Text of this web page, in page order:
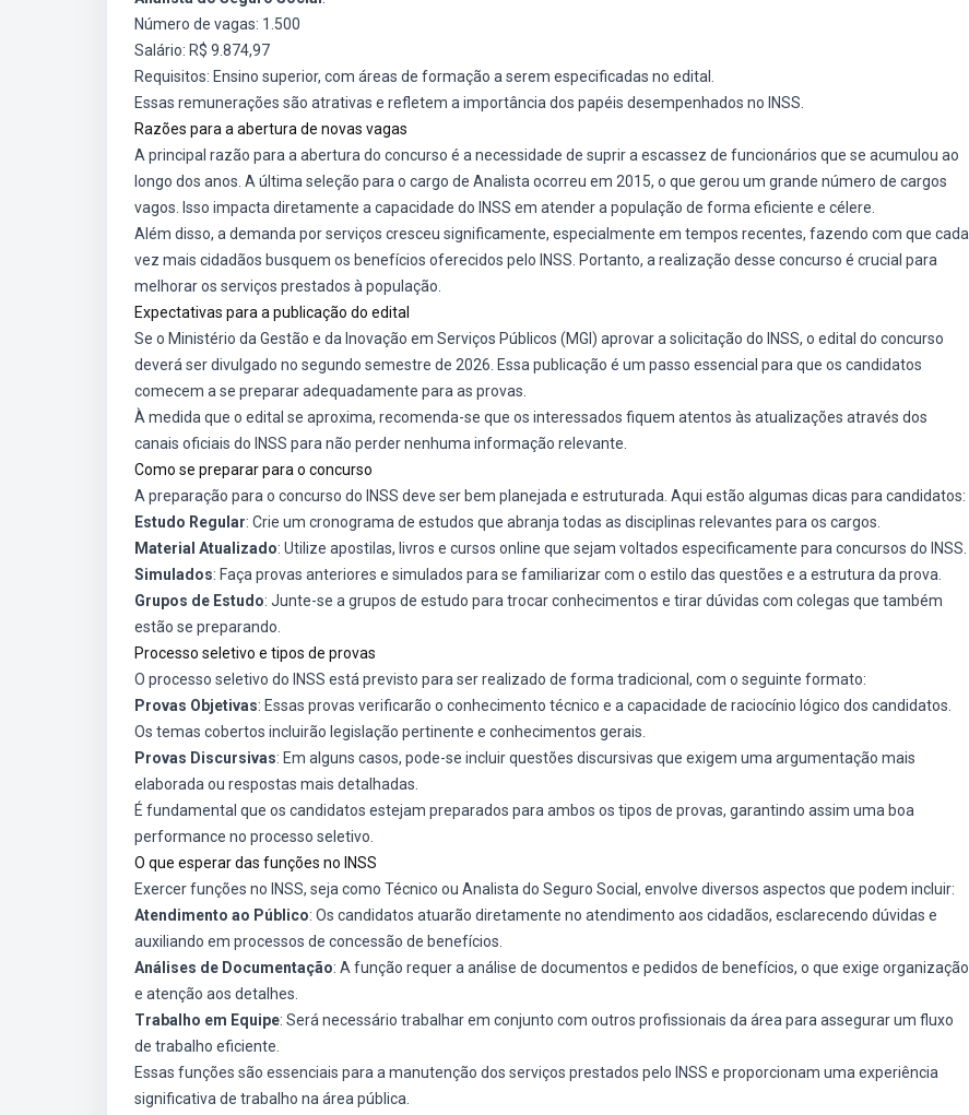
Número de vagas: 1.500
Salário: R$ 9.874,97
Requisitos: Ensino superior, com áreas de formação a serem especificadas no edital.
Essas remunerações são atrativas e refletem a importância dos papéis desempenhados no INSS.
Razões para a abertura de novas vagas
A principal razão para a abertura do concurso é a necessidade de suprir a escassez de funcionários que se acumulou ao
longo dos anos. A última seleção para o cargo de Analista ocorreu em 2015, o que gerou um grande número de cargos
vagos. Isso impacta diretamente a capacidade do INSS em atender a população de forma eficiente e célere.
Além disso, a demanda por serviços cresceu significamente, especialmente em tempos recentes, fazendo com que cada
vez mais cidadãos busquem os benefícios oferecidos pelo INSS. Portanto, a realização desse concurso é crucial para
melhorar os serviços prestados à população.
Expectativas para a publicação do edital
Se o Ministério da Gestão e da Inovação em Serviços Públicos (MGI) aprovar a solicitação do INSS, o edital do concurso
deverá ser divulgado no segundo semestre de 2026. Essa publicação é um passo essencial para que os candidatos
comecem a se preparar adequadamente para as provas.
À medida que o edital se aproxima, recomenda-se que os interessados fiquem atentos às atualizações através dos
canais oficiais do INSS para não perder nenhuma informação relevante.
Como se preparar para o concurso
A preparação para o concurso do INSS deve ser bem planejada e estruturada. Aqui estão algumas dicas para candidatos:
Estudo Regular: Crie um cronograma de estudos que abranja todas as disciplinas relevantes para os cargos.
Material Atualizado: Utilize apostilas, livros e cursos online que sejam voltados especificamente para concursos do INSS.
Simulados: Faça provas anteriores e simulados para se familiarizar com o estilo das questões e a estrutura da prova.
Grupos de Estudo: Junte-se a grupos de estudo para trocar conhecimentos e tirar dúvidas com colegas que também
estão se preparando.
Processo seletivo e tipos de provas
O processo seletivo do INSS está previsto para ser realizado de forma tradicional, com o seguinte formato:
Provas Objetivas: Essas provas verificarão o conhecimento técnico e a capacidade de raciocínio lógico dos candidatos.
Os temas cobertos incluirão legislação pertinente e conhecimentos gerais.
Provas Discursivas: Em alguns casos, pode-se incluir questões discursivas que exigem uma argumentação mais
elaborada ou respostas mais detalhadas.
É fundamental que os candidatos estejam preparados para ambos os tipos de provas, garantindo assim uma boa
performance no processo seletivo.
O que esperar das funções no INSS
Exercer funções no INSS, seja como Técnico ou Analista do Seguro Social, envolve diversos aspectos que podem incluir:
Atendimento ao Público: Os candidatos atuarão diretamente no atendimento aos cidadãos, esclarecendo dúvidas e
auxiliando em processos de concessão de benefícios.
Análises de Documentação: A função requer a análise de documentos e pedidos de benefícios, o que exige organização
e atenção aos detalhes.
Trabalho em Equipe: Será necessário trabalhar em conjunto com outros profissionais da área para assegurar um fluxo
de trabalho eficiente.
Essas funções são essenciais para a manutenção dos serviços prestados pelo INSS e proporcionam uma experiência
significativa de trabalho na área pública.